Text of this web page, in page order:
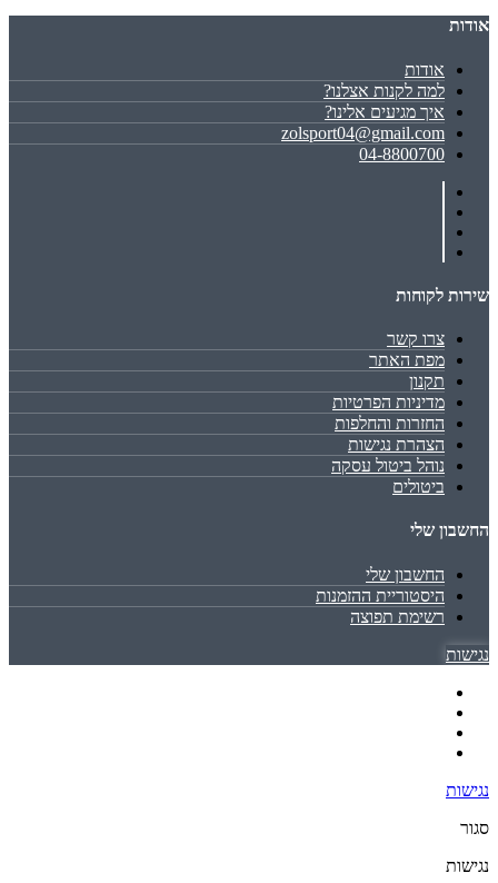
אודות
אודות
למה לקנות אצלנו?
איך מגיעים אלינו?
zolsport04@gmail.com
04-8800700
שירות לקוחות
צרו קשר
מפת האתר
תקנון
מדיניות הפרטיות
החזרות והחלפות
הצהרת נגישות
נוהל ביטול עסקה
ביטולים
החשבון שלי
החשבון שלי
היסטוריית ההזמנות
רשימת תפוצה
נגישות
נגישות
סגור
נגישות